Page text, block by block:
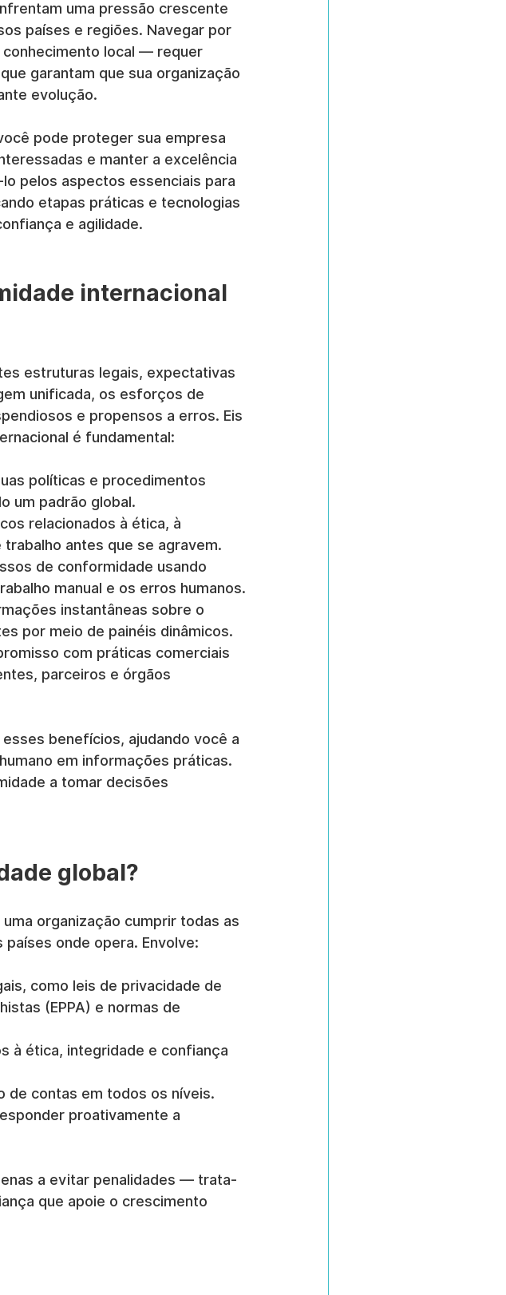
uma pressão crescente
países e regiões. Navegar por
conhecimento local — requer
que garantam que sua organização
evolução.
pode proteger sua empresa
e manter a excelência
pelos aspectos essenciais para
etapas práticas e tecnologias
e agilidade.
internacional
estruturas legais, expectativas
unificada, os esforços de
e propensos a erros. Eis
é fundamental:
políticas e procedimentos
um padrão global.
relacionados à ética, à
antes que se agravem.
de conformidade usando
manual e os erros humanos.
instantâneas sobre o
por meio de painéis dinâmicos.
com práticas comerciais
parceiros e órgãos
benefícios, ajudando você a
em informações práticas.
a tomar decisões
global?
organização cumprir todas as
onde opera. Envolve:
como leis de privacidade de
(EPPA) e normas de
à ética, integridade e confiança
de contas em todos os níveis.
proativamente a
a evitar penalidades — trata-
que apoie o crescimento